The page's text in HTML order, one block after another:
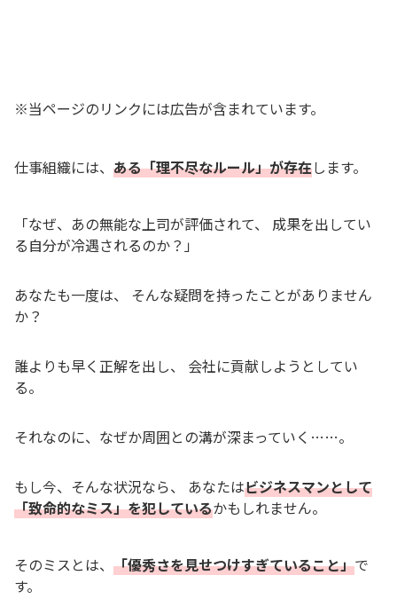
※当ページのリンクには広告が含まれています。
仕事組織には、 ある「理不尽なルール」が存在します。
「なぜ、あの無能な上司が評価されて、 成果を出してい
る自分が冷遇されるのか？」
あなたも一度は、 そんな疑問を持ったことがありません
か？
誰よりも早く正解を出し、 会社に貢献しようとしてい
る。
それなのに、なぜか周囲との溝が深まっていく……。
もし今、そんな状況なら、 あなたはビジネスマンとして
「致命的なミス」を犯しているかもしれません。
そのミスとは、 「優秀さを見せつけすぎていること」で
す。